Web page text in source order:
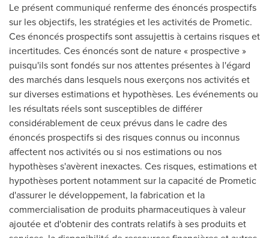
Le présent communiqué renferme des énoncés prospectifs
sur les objectifs, les stratégies et les activités de Prometic.
Ces énoncés prospectifs sont assujettis à certains risques et
incertitudes. Ces énoncés sont de nature « prospective »
puisqu'ils sont fondés sur nos attentes présentes à l'égard
des marchés dans lesquels nous exerçons nos activités et
sur diverses estimations et hypothèses. Les événements ou
les résultats réels sont susceptibles de différer
considérablement de ceux prévus dans le cadre des
énoncés prospectifs si des risques connus ou inconnus
affectent nos activités ou si nos estimations ou nos
hypothèses s'avèrent inexactes. Ces risques, estimations et
hypothèses portent notamment sur la capacité de Prometic
d'assurer le développement, la fabrication et la
commercialisation de produits pharmaceutiques à valeur
ajoutée et d'obtenir des contrats relatifs à ses produits et